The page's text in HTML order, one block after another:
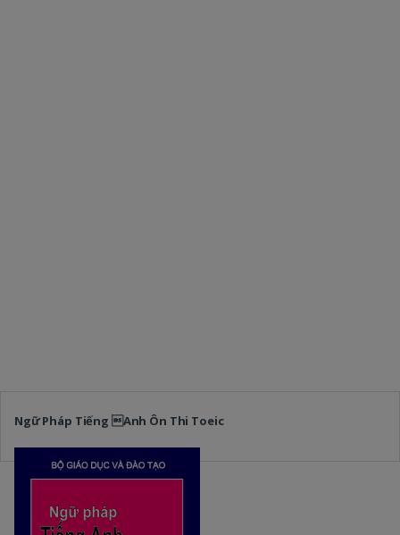
Ngữ Pháp Tiếng Anh Ôn Thi Toeic